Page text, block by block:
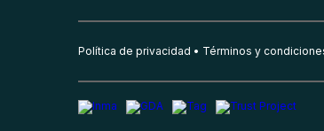
Política de privacidad Términos y